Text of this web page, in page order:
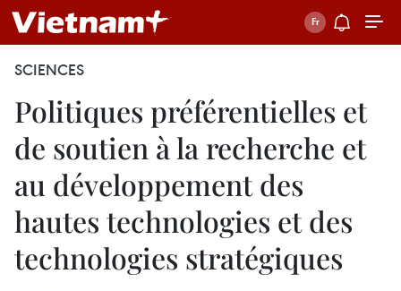
SCIENCES
Politiques préférentielles et
de soutien à la recherche et
au développement des
hautes technologies et des
technologies stratégiques